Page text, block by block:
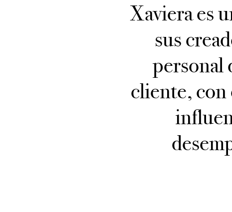
Xaviera es
sus
personal
cliente, con